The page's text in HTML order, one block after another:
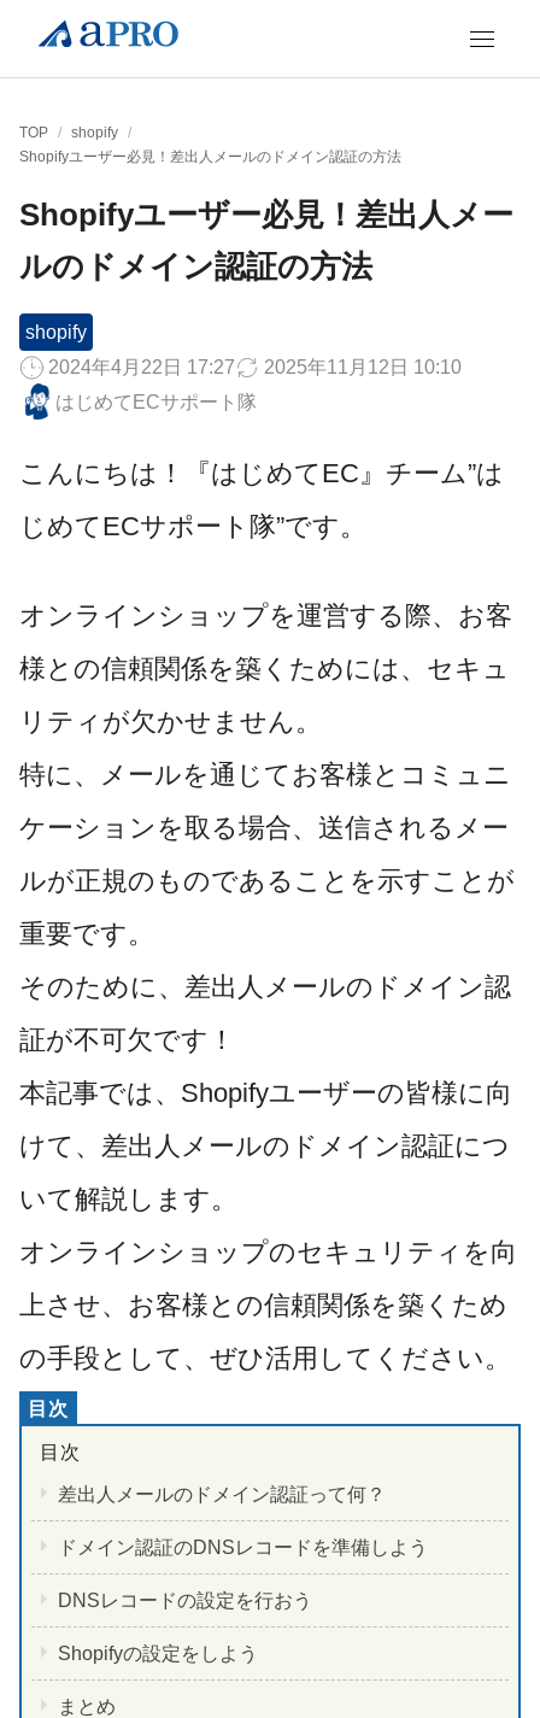
TOP / shopify /
Shopifyユーザー必見！差出人メールのドメイン認証の方法
Shopifyユーザー必見！差出人メー
ルのドメイン認証の方法
shopify
2024年4月22日 17:27
2025年11月12日 10:10
はじめてECサポート隊
こんにちは！『はじめてEC』チーム”は
じめてECサポート隊”です。
オンラインショップを運営する際、お客
様との信頼関係を築くためには、セキュ
リティが欠かせません。
特に、メールを通じてお客様とコミュニ
ケーションを取る場合、送信されるメー
ルが正規のものであることを示すことが
重要です。
そのために、差出人メールのドメイン認
証が不可欠です！
本記事では、Shopifyユーザーの皆様に向
けて、差出人メールのドメイン認証につ
いて解説します。
オンラインショップのセキュリティを向
上させ、お客様との信頼関係を築くため
の手段として、ぜひ活用してください。
差出人メールのドメイン認証って何？
ドメイン認証のDNSレコードを準備しよう
DNSレコードの設定を行おう
Shopifyの設定をしよう
まとめ